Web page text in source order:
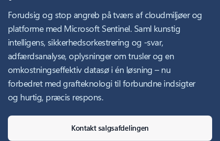
Forudsig og stop angreb på tværs af cloudmiljøer og
platforme med Microsoft Sentinel. Saml kunstig
intelligens, sikkerhedsorkestrering og -svar,
adfærdsanalyse, oplysninger om trusler og en
omkostningseffektiv datasø i én løsning – nu
forbedret med grafteknologi til forbundne indsigter
og hurtig, præcis respons.
Kontakt salgsafdelingen